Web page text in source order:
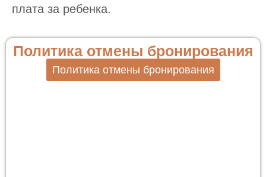
плата за ребенка.
Политика отмены бронирования
Политика отмены бронирования